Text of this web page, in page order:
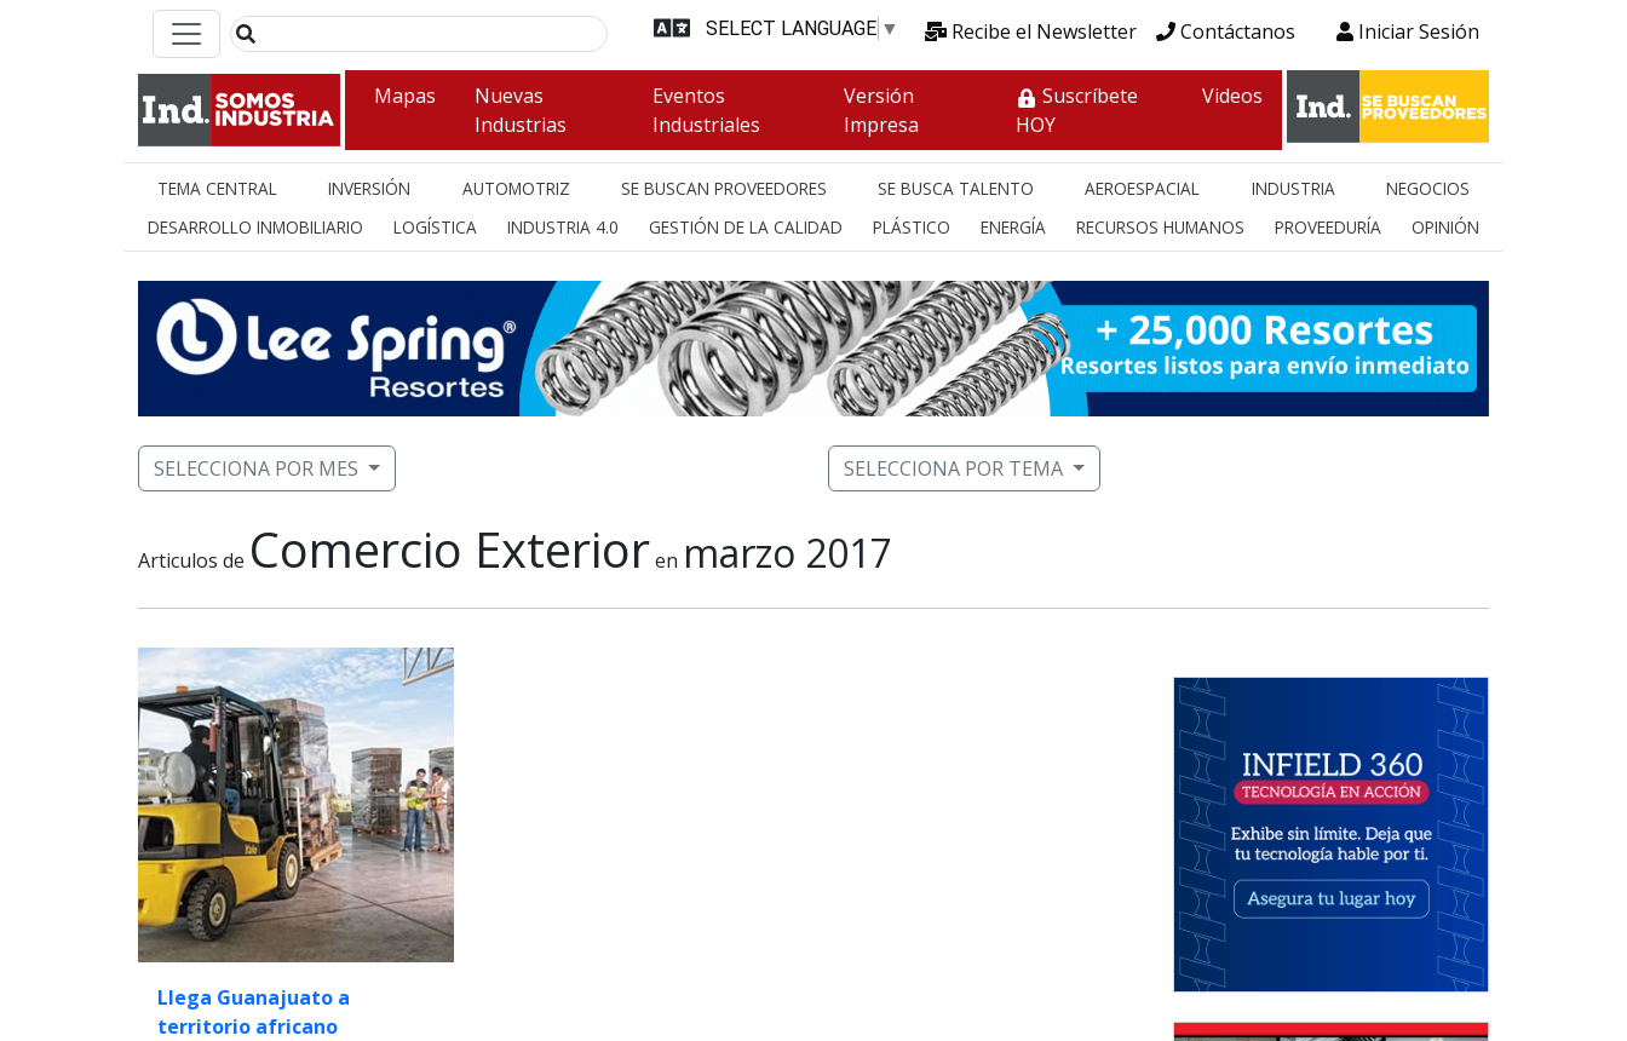
SELECT LANGUAGE ▼ Recibe el Newsletter Contáctanos Iniciar Sesión
Mapas
Nuevas
Industrias
Eventos
Industriales
Versión
Impresa
Suscríbete
HOY
Videos
TEMA CENTRAL INVERSIÓN AUTOMOTRIZ SE BUSCAN PROVEEDORES SE BUSCA TALENTO AEROESPACIAL INDUSTRIA
NEGOCIOS
DESARROLLO INMOBILIARIO
LOGÍSTICA INDUSTRIA 4.0 GESTIÓN DE LA CALIDAD PLÁSTICO ENERGÍA RECURSOS HUMANOS PROVEEDURÍA OPINIÓN
SELECCIONA POR MES SELECCIONA POR TEMA
Articulos de Comercio Exterioren marzo 2017
Llega Guanajuato a
territorio africano